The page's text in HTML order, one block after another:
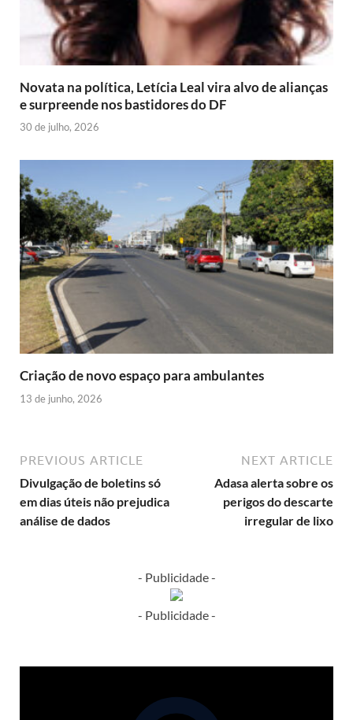
Novata na política, Letícia Leal vira alvo de alianças
e surpreende nos bastidores do DF
30 de julho, 2026
Criação de novo espaço para ambulantes
13 de junho, 2026
PREVIOUS ARTICLE
Divulgação de boletins só
em dias úteis não prejudica
análise de dados
NEXT ARTICLE
Adasa alerta sobre os
perigos do descarte
irregular de lixo
- Publicidade -
- Publicidade -